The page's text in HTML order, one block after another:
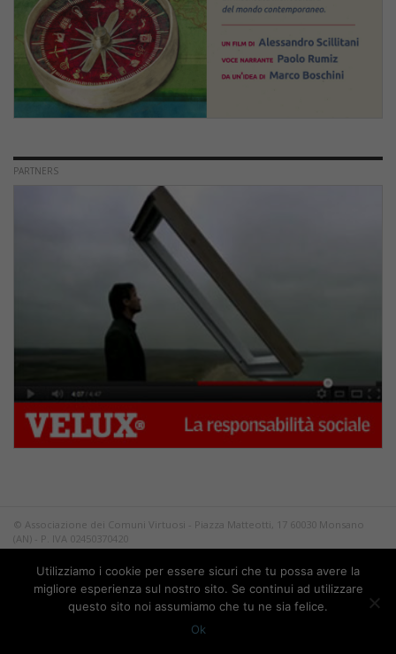
PARTNERS
© Associazione dei Comuni Virtuosi - Piazza Matteotti, 17 60030 Monsano
(AN) - P. IVA 02450370420
Tutti i diritti riservati.
PrivacyUtilizziamo i cookie per essere sicuri che tu possa avere la
migliore esperienza sul nostro sito. Se continui ad utilizzare
questo sito noi assumiamo che tu ne sia felice.
Ok